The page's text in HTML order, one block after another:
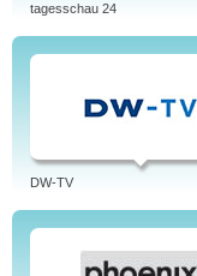
tagesschau 24
DW-TV